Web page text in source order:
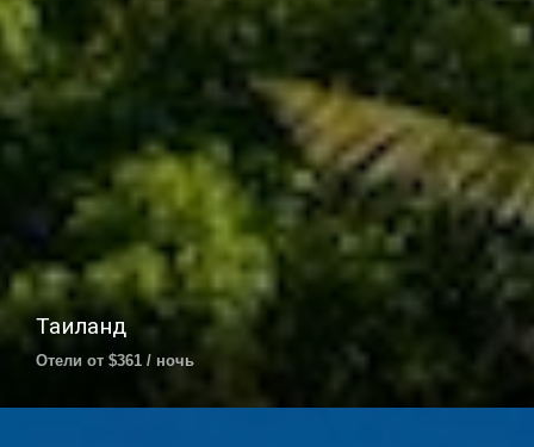
Таиланд
Отели от $361 / ночь